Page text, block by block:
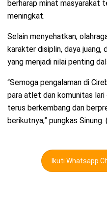
berharap minat masyarakat
meningkat.
Selain menyehatkan,
karakter disiplin, daya juang,
yang menjadi nilai penting
“Semoga pengalaman di
para atlet dan komunitas
terus berkembang dan
berikutnya,” pungkas Sinung.
Ikuti Whatsapp